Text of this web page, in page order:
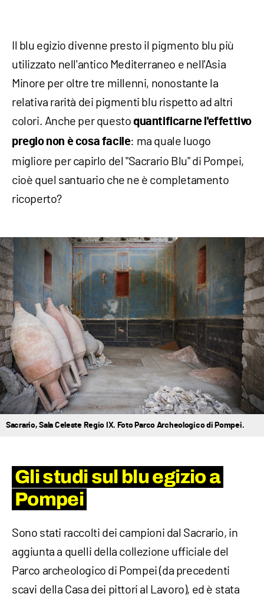
Il blu egizio divenne presto il pigmento blu più
utilizzato nell'antico Mediterraneo e nell'Asia
Minore per oltre tre millenni, nonostante la
relativa rarità dei pigmenti blu rispetto ad altri
colori. Anche per questoquantificarne l'effettivo
pregio non è cosa facile: ma quale luogo
migliore per capirlo del "Sacrario Blu" di Pompei,
cioè quel santuario che ne è completamento
ricoperto?
Sacrario, Sala Celeste Regio IX. Foto Parco Archeologico di Pompei.
Gli studi sul blu egizio a
Pompei
Sono stati raccolti dei campioni dal Sacrario, in
aggiunta a quelli della collezione ufficiale del
Parco archeologico di Pompei (da precedenti
scavi della Casa dei pittori al Lavoro), ed è stata